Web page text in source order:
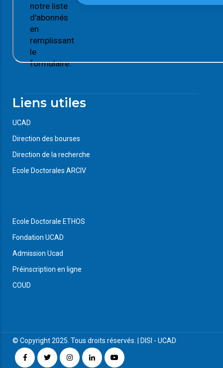
notre liste
d'abonnés
en
remplissant
le
formulaire.
Liens utiles
UCAD
Direction des bourses
Direction de la recherche
Ecole Doctorales ARCIV
Ecole Doctorale ETHOS
Fondation UCAD
Admission Ucad
Préinscription en ligne
COUD
© Copyright 2025. Tous droits réservés. | DISI - UCAD